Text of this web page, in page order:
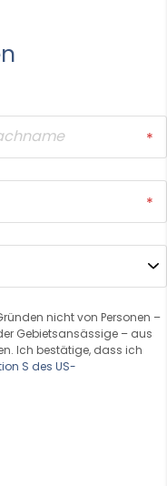
nicht von Personen –
Gebietsansässige – aus
Ich bestätige, dass ich
S des US-